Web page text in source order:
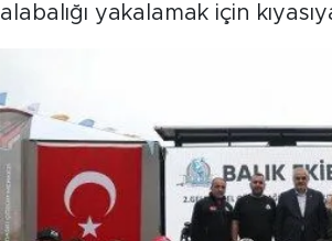
alabalığı yakalamak için